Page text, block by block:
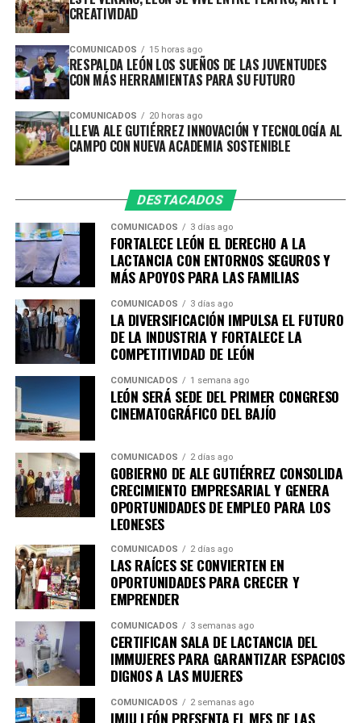
las y los participantes podrán formarse, experimentar y
desarrollar proyectos relacionados con las necesidades y
oportunidades que existen en la zona rural.
Entre los temas de formación se encuentran la
producción de bioinsumos y fertilización orgánica,
sistemas de hidroponía y acuaponía, energías
renovables, biodigestores, transformación
agroindustrial, comercialización y acceso a mercados.
Con estas herramientas, quienes ya cuentan con un
producto, proyecto o emprendimiento podrán
incorporar tecnología, mejorar sus procesos, elevar su
productividad y encontrar nuevas alternativas para
comercializar sus productos, generando beneficios
económicos y sociales para sus comunidades.
Esta nueva sede complementa el trabajo de la primera
Academia de Emprendimiento, enfocada principalmente
en empleabilidad, desarrollo de habilidades para el
trabajo y autoempleo.
Con ello, el Municipio cuenta ahora con dos academias
en operación, mientras que la nueva sede se especializa
en sostenibilidad, innovación, agroindustria y
tecnologías aplicadas al campo, así lo destacó Adriana
Ruiz Pérez, encargada de despacho de la dirección
general de Innovación.
“Está segunda academia tiene ahora una vocación en
innovación y sostenibilidad; la primera abrió sus
puertas hace un año y fue enfocada en fortalecer
habilidades de empleo, autoempleo y
competitividad. Hoy, tiene enfoque y una
especialidad en temas agro, en la industria, en la
biotecnología, en las tecnologías limpias y sobre
todo en la economía circular”, explicó.
CREATIVIDAD
COMUNICADOS 15 horas ago
RESPALDA LEÓN LOS SUEÑOS DE LAS JUVENTUDES
CON MÁS HERRAMIENTAS PARA SU FUTURO
COMUNICADOS 20 horas ago
LLEVA ALE GUTIÉRREZ INNOVACIÓN Y TECNOLOGÍA AL
CAMPO CON NUEVA ACADEMIA SOSTENIBLE
DESTACADOS
COMUNICADOS 3 días ago
FORTALECE LEÓN EL DERECHO A LA
LACTANCIA CON ENTORNOS SEGUROS Y
MÁS APOYOS PARA LAS FAMILIAS
COMUNICADOS 3 días ago
LA DIVERSIFICACIÓN IMPULSA EL FUTURO
DE LA INDUSTRIA Y FORTALECE LA
COMPETITIVIDAD DE LEÓN
COMUNICADOS 1 semana ago
LEÓN SERÁ SEDE DEL PRIMER CONGRESO
CINEMATOGRÁFICO DEL BAJÍO
COMUNICADOS 2 días ago
GOBIERNO DE ALE GUTIÉRREZ CONSOLIDA
CRECIMIENTO EMPRESARIAL Y GENERA
OPORTUNIDADES DE EMPLEO PARA LOS
LEONESES
COMUNICADOS 2 días ago
LAS RAÍCES SE CONVIERTEN EN
OPORTUNIDADES PARA CRECER Y
EMPRENDER
COMUNICADOS 3 semanas ago
CERTIFICAN SALA DE LACTANCIA DEL
IMMUJERES PARA GARANTIZAR ESPACIOS
DIGNOS A LAS MUJERES
COMUNICADOS 2 semanas ago
IMJU LEÓN PRESENTA EL MES DE LAS